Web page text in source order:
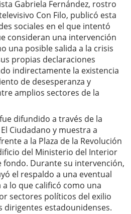
Gabriela Fernández, rostro
Con Filo, publicó esta
sociales en el que intentó
consideran una intervención
una posible salida a la crisis
propias declaraciones
indirectamente la existencia
de desesperanza y
amplios sectores de la
difundido a través de la
Ciudadano y muestra a
a la Plaza de la Revolución
del Ministerio del Interior
fondo. Durante su intervención,
el respaldo a una eventual
lo que calificó como una
sectores políticos del exilio
dirigentes estadounidenses.